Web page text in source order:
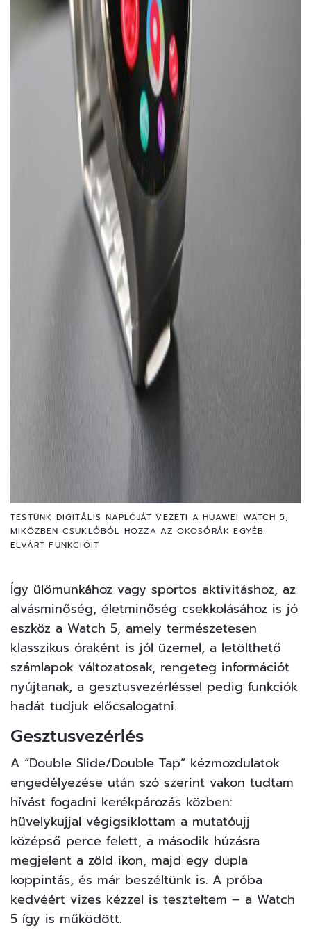
TESTÜNK DIGITÁLIS NAPLÓJÁT VEZETI A HUAWEI WATCH 5,
MIKÖZBEN CSUKLÓBÓL HOZZA AZ OKOSÓRÁK EGYÉB
ELVÁRT FUNKCIÓIT
Így ülőmunkához vagy sportos aktivitáshoz, az
alvásminőség, életminőség csekkolásához is jó
eszköz a Watch 5, amely természetesen
klasszikus óraként is jól üzemel, a letölthető
számlapok változatosak, rengeteg információt
nyújtanak, a gesztusvezérléssel pedig funkciók
hadát tudjuk előcsalogatni.
Gesztusvezérlés
A “Double Slide/Double Tap” kézmozdulatok
engedélyezése után szó szerint vakon tudtam
hívást fogadni kerékpározás közben:
hüvelykujjal végigsiklottam a mutatóujj
középső perce felett, a második húzásra
megjelent a zöld ikon, majd egy dupla
koppintás, és már beszéltünk is. A próba
kedvéért vizes kézzel is teszteltem – a Watch
5 így is működött.